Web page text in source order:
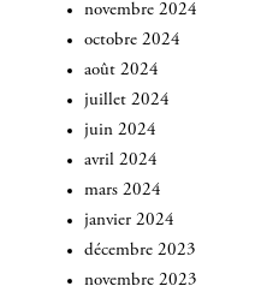
novembre 2024
octobre 2024
août 2024
juillet 2024
juin 2024
avril 2024
mars 2024
janvier 2024
décembre 2023
novembre 2023